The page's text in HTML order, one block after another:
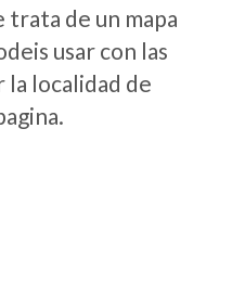
trata de un mapa
usar con las
localidad de